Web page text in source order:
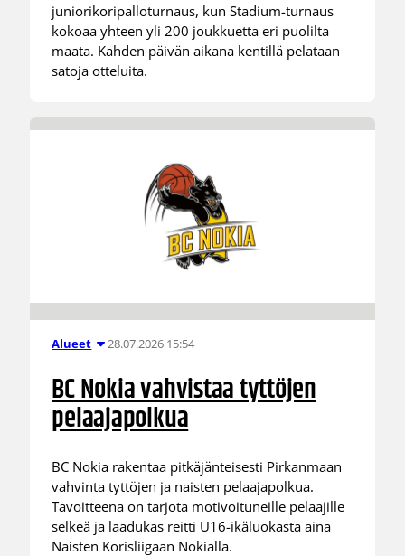
juniorikoripalloturnaus, kun Stadium-turnaus
kokoaa yhteen yli 200 joukkuetta eri puolilta
maata. Kahden päivän aikana kentillä pelataan
satoja otteluita.
Alueet 28.07.2026 15:54
BC Nokia vahvistaa tyttöjen
pelaajapolkua
BC Nokia rakentaa pitkäjänteisesti Pirkanmaan
vahvinta tyttöjen ja naisten pelaajapolkua.
Tavoitteena on tarjota motivoituneille pelaajille
selkeä ja laadukas reitti U16-ikäluokasta aina
Naisten Korisliigaan Nokialla.